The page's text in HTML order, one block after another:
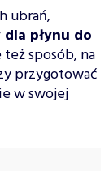
ubrań,
płynu do
sposób, na
przygotować
w swojej